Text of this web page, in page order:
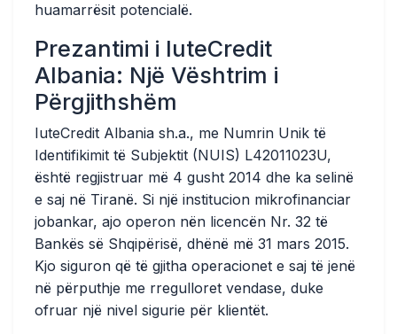
huamarrësit potencialë.
Prezantimi i IuteCredit
Albania: Një Vështrim i
Përgjithshëm
IuteCredit Albania sh.a., me Numrin Unik të
Identifikimit të Subjektit (NUIS) L42011023U,
është regjistruar më 4 gusht 2014 dhe ka selinë
e saj në Tiranë. Si një institucion mikrofinanciar
jobankar, ajo operon nën licencën Nr. 32 të
Bankës së Shqipërisë, dhënë më 31 mars 2015.
Kjo siguron që të gjitha operacionet e saj të jenë
në përputhje me rregulloret vendase, duke
ofruar një nivel sigurie për klientët.